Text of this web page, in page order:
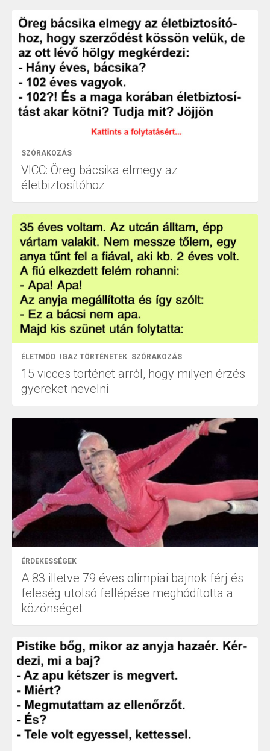
SZÓRAKOZÁS
VICC: Öreg bácsika elmegy az
életbiztosítóhoz
ÉLETMÓD IGAZ TÖRTÉNETEK SZÓRAKOZÁS
15 vicces történet arról, hogy milyen érzés
gyereket nevelni
ÉRDEKESSÉGEK
A 83 illetve 79 éves olimpiai bajnok férj és
feleség utolsó fellépése meghódította a
közönséget